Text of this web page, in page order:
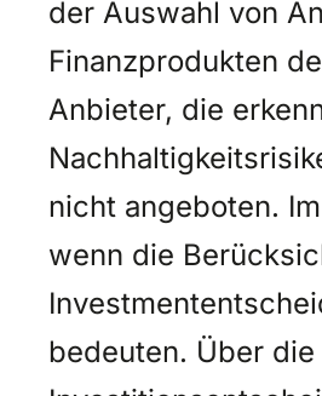
der Auswahl von
Finanzprodukten
Anbieter, die
nicht angeboten.
wenn die
bedeuten. Über